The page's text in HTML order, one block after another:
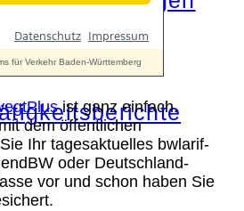
ist ganz einfach.
dem öffentlichen
Ihr tagesaktuelles bwlarif-
oder Deutschland-
vor und schon haben Sie